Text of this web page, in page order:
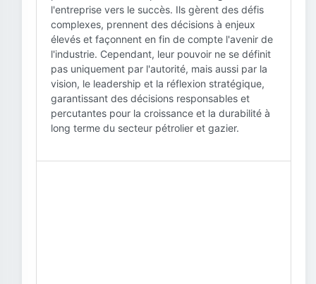
l'entreprise vers le succès. Ils gèrent des défis
complexes, prennent des décisions à enjeux
élevés et façonnent en fin de compte l'avenir de
l'industrie. Cependant, leur pouvoir ne se définit
pas uniquement par l'autorité, mais aussi par la
vision, le leadership et la réflexion stratégique,
garantissant des décisions responsables et
percutantes pour la croissance et la durabilité à
long terme du secteur pétrolier et gazier.